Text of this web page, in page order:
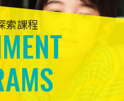
索課程